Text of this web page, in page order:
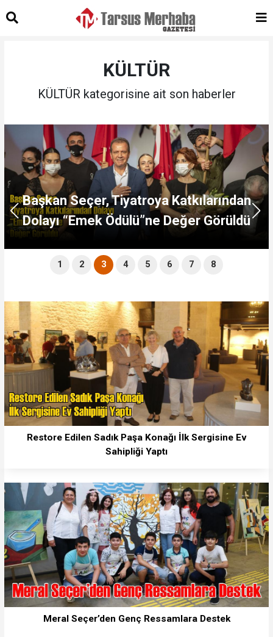
KÜLTÜR
KÜLTÜR kategorisine ait son haberler
Başkan Seçer, Tiyatroya Katkılarından
Dolayı “Emek Ödülü”ne Değer Görüldü
1 2 3 4 5 6 7 8
Restore Edilen Sadık Paşa Konağı İlk Sergisine Ev
Sahipliği Yaptı
Meral Seçer’den Genç Ressamlara Destek